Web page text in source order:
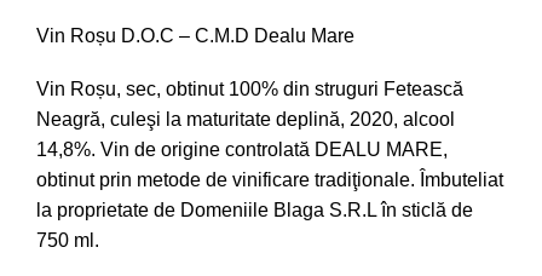
Vin Roșu D.O.C – C.M.D Dealu Mare
Vin Roșu, sec, obtinut 100% din struguri Fetească
Neagră, culeşi la maturitate deplină, 2020, alcool
14,8%. Vin de origine controlată DEALU MARE,
obtinut prin metode de vinificare tradiţionale. Îmbuteliat
la proprietate de Domeniile Blaga S.R.L în sticlă de
750 ml.